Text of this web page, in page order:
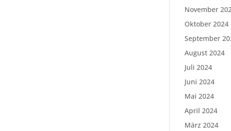
November
Oktober 2024
September
August 2024
Juli 2024
Juni 2024
Mai 2024
April 2024
März 2024